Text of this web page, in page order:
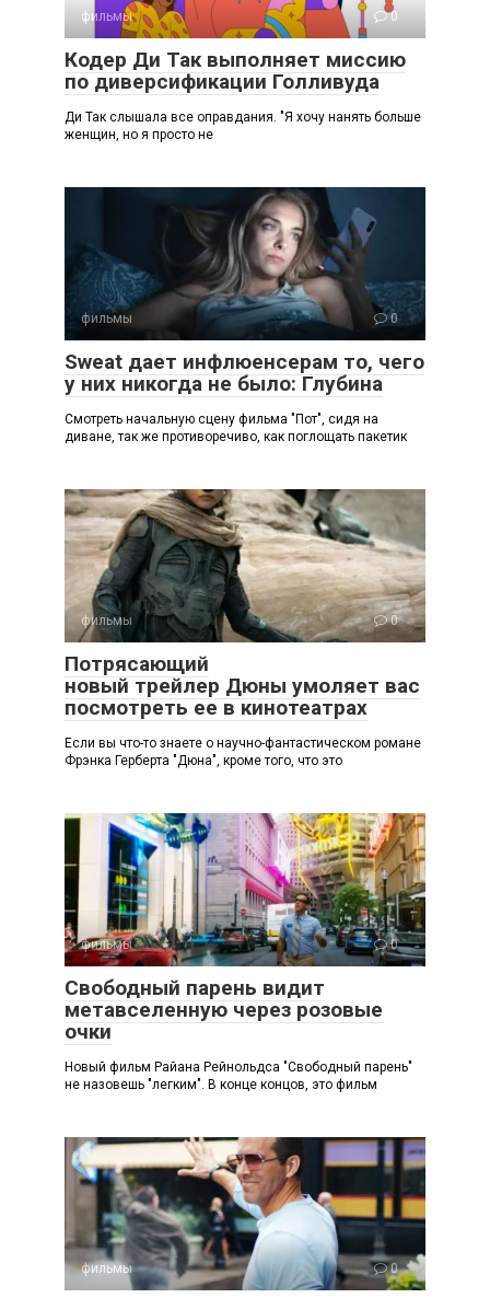
фильмы 0
Кодер Ди Так выполняет миссию
по диверсификации Голливуда
Ди Так слышала все оправдания. "Я хочу нанять больше
женщин, но я просто не
фильмы 0
Sweat дает инфлюенсерам то, чего
у них никогда не было: Глубина
Смотреть начальную сцену фильма "Пот", сидя на
диване, так же противоречиво, как поглощать пакетик
фильмы 0
Потрясающий
новый трейлер Дюны умоляет вас
посмотреть ее в кинотеатрах
Если вы что-то знаете о научно-фантастическом романе
Фрэнка Герберта "Дюна", кроме того, что это
фильмы 0
Свободный парень видит
метавселенную через розовые
очки
Новый фильм Райана Рейнольдса "Свободный парень"
не назовешь "легким". В конце концов, это фильм
фильмы 0